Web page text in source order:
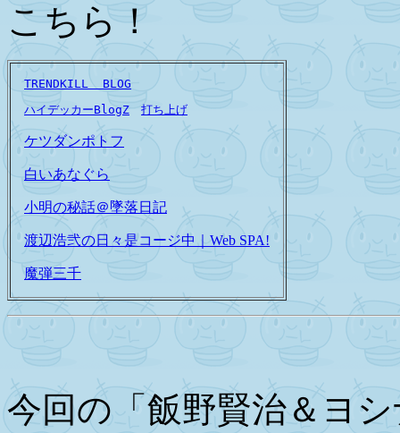
こちら！
TRENDKILL  BLOG
ハイデッカーBlogZ
打ち上げ
ケツダンポトフ
白いあなぐら
小明の秘話＠墜落日記
渡辺浩弐の日々是コージ中｜Web SPA!
魔弾三千
今回の「飯野賢治＆ヨ